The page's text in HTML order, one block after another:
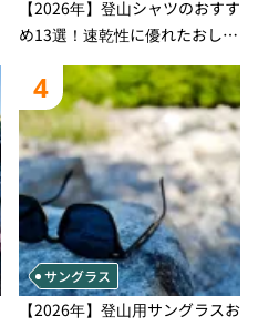
【2026年】登山シャツのおすす
め13選！速乾性に優れたおしゃ
れなモデルを徹底紹介！
4
サングラス
【2026年】登山用サングラスお